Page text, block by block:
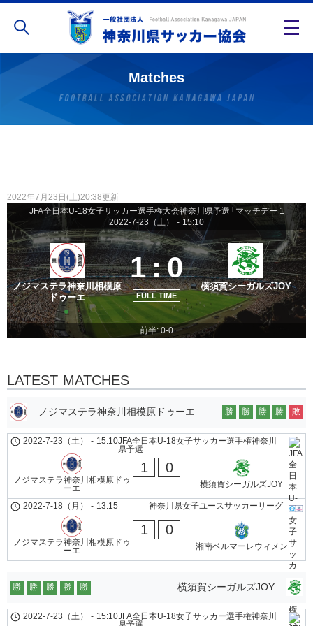
Matches
2022年7月23日(土)20:38更新
JFA全日本U-18女子サッカー選手権大会神奈川県予選
マッチデー 1
2022-7-23（土）
- 15:10
ノジマステラ神奈川相模原
ドゥーエ
1:0
FULL TIME
横須賀シーガルズJOY
前半: 0-0
LATEST MATCHES
ノジマステラ神奈川相模原ドゥーエ 勝 勝 勝 勝 敗
JFA全日本U-18女子サッカー選手権神奈川
県予選
2022-7-23（土） - 15:10
ノジマステラ神奈川相模原ドゥ
ーエ
1 0
横須賀シーガルズJOY
神奈川県女子ユースサッカーリーグ
2022-7-18（月） - 13:15
ノジマステラ神奈川相模原ドゥ
ーエ
1 0
湘南ベルマーレウィメン
横須賀シーガルズJOY
勝 勝 勝 勝 勝
JFA全日本U-18女子サッカー選手権神奈川
2022-7-23（土） - 15:10